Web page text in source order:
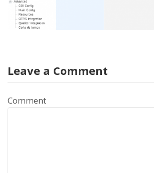
Leave a Comment
Comment